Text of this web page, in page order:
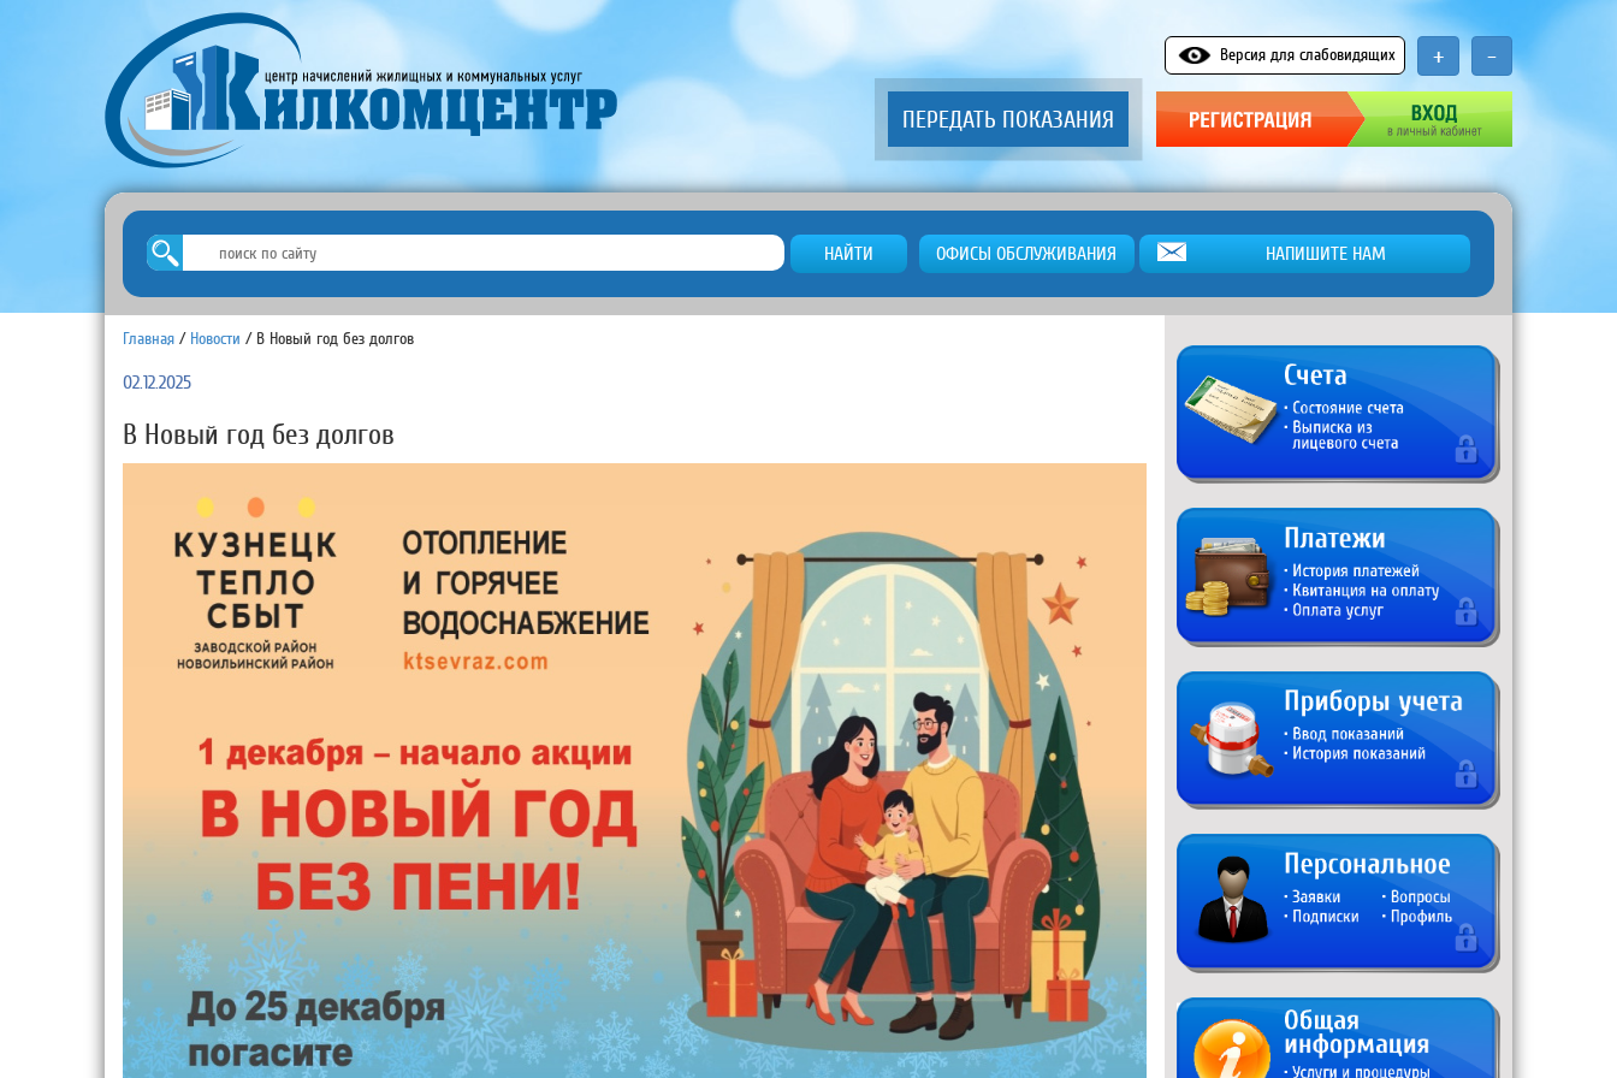
-
+
Версия для слабовидящих
ПЕРЕДАТЬ ПОКАЗАНИЯ
НАЙТИ ОФИСЫ ОБСЛУЖИВАНИЯ НАПИШИТЕ НАМ
Главная / Новости / В Новый год без долгов
02.12.2025
В Новый год без долгов